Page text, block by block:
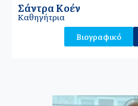
Σάντρα Κοέν
Καθηγήτρια
Βιογραφικό